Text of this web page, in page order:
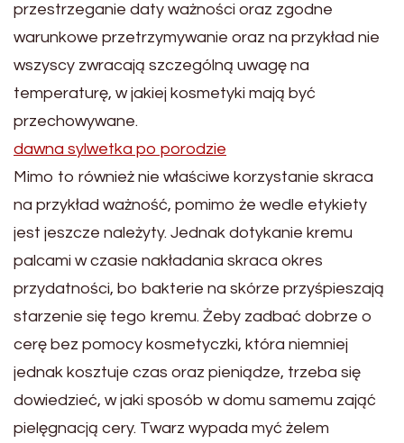
przestrzeganie daty ważności oraz zgodne
warunkowe przetrzymywanie oraz na przykład nie
wszyscy zwracają szczególną uwagę na
temperaturę, w jakiej kosmetyki mają być
przechowywane.
dawna sylwetka po porodzie
Mimo to również nie właściwe korzystanie skraca
na przykład ważność, pomimo że wedle etykiety
jest jeszcze należyty. Jednak dotykanie kremu
palcami w czasie nakładania skraca okres
przydatności, bo bakterie na skórze przyśpieszają
starzenie się tego kremu. Żeby zadbać dobrze o
cerę bez pomocy kosmetyczki, która niemniej
jednak kosztuje czas oraz pieniądze, trzeba się
dowiedzieć, w jaki sposób w domu samemu zająć
pielęgnacją cery. Twarz wypada myć żelem